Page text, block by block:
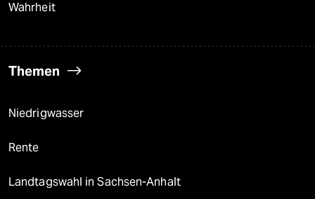
Wahrheit
Themen
Niedrigwasser
Rente
Landtagswahl in Sachsen-Anhalt